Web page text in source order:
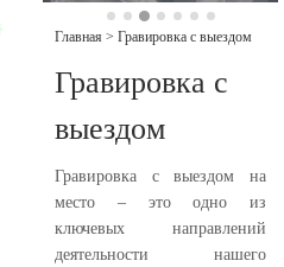
Главная > Гравировка с выездом
Гравировка с
выездом
Гравировка с выездом на
место – это одно из
ключевых направлений
деятельности нашего